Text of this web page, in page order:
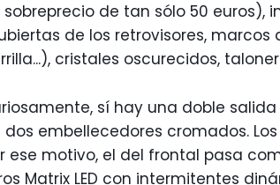
sobreprecio de tan sólo 50 euros),
de los retrovisores, marcos
cristales oscurecidos,
sí hay una doble
dos embellecedores cromados.
ese motivo, el del frontal pasa
Matrix LED con intermitentes